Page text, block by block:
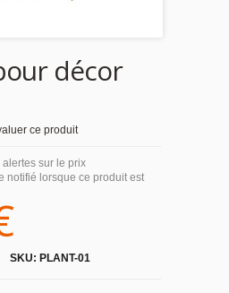
décor
ce produit
sur le prix
notifié lorsque ce produit est
SKU: PLANT-01